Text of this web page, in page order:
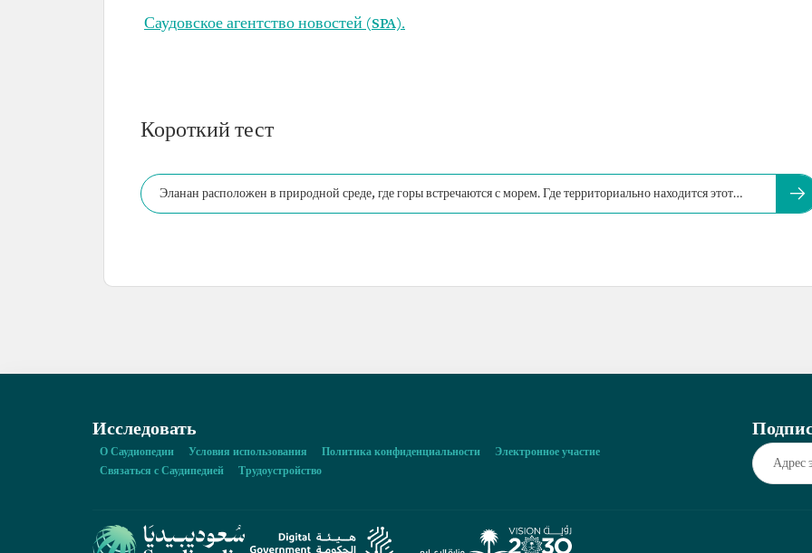
Саудовское агентство новостей (SPA).
Короткий тест
Эланан расположен в природной среде, где горы встречаются с морем. Где территориально находится этот
Исследовать
О Саудиопедии Условия использования Политика конфиденциальности
Электронное участие
Связаться с Саудипедией
Трудоустройство